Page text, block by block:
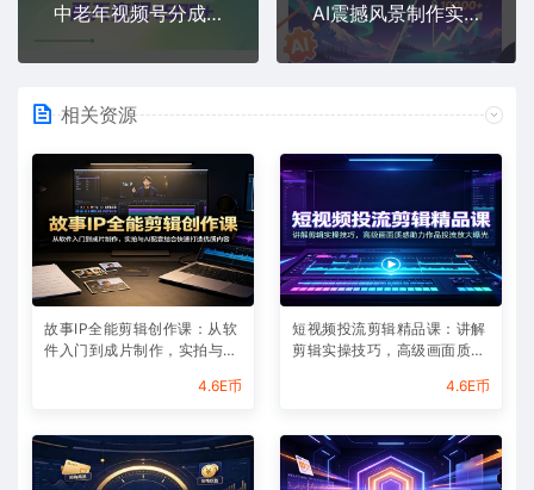
中老年视频号分成计划玩法，两天变现1k+
AI震撼风景制作实操课，快速起千粉万粉号
相关资源
故事IP全能剪辑创作课：从软
件入门到成片制作，实拍与AI
4.6E币
短视频投流剪辑精品课：讲解
剪辑实操技巧，高级画面质感
4.6E币